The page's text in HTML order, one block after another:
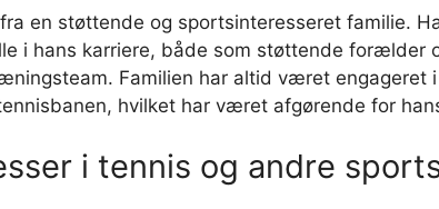
en støttende og sportsinteresseret familie.
i hans karriere, både som støttende forælder
Familien har altid været engageret
hvilket har været afgørende for
i tennis og andre